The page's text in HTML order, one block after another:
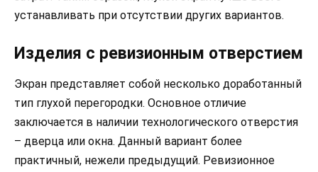
устанавливать при отсутствии других вариантов.
Изделия с ревизионным отверстием
Экран представляет собой несколько доработанный
тип глухой перегородки. Основное отличие
заключается в наличии технологического отверстия
– дверца или окна. Данный вариант более
практичный, нежели предыдущий. Ревизионное